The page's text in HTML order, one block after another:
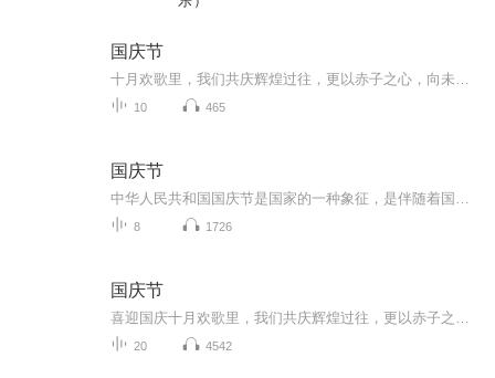
国庆节
10 465
国庆节
8 1726
国庆节
20 4542